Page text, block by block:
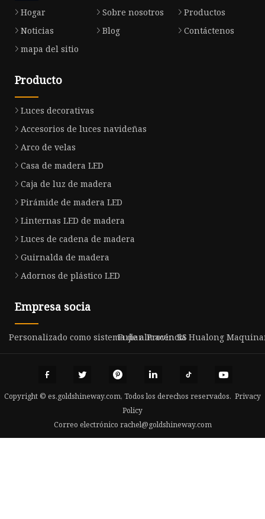
Hogar Sobre nosotros
Productos
Noticias
Blog
Contáctenos
mapa del sitio
Producto
Luces decorativas
Accesorios de luces navideñas
Arco de velas
Casa de madera LED
Caja de luz de madera
Pirámide de madera LED
Linternas LED de madera
Luces de cadena de madera
Guirnalda de madera
Adornos de plástico LED
Empresa socia
Personalizado como sistema de almacén RS
Fujian Provincia Hualong
Copyright © es.goldshineway.com, Todos los derechos reservados. Privacy
Policy
Correo electrónico rachel@goldshineway.com